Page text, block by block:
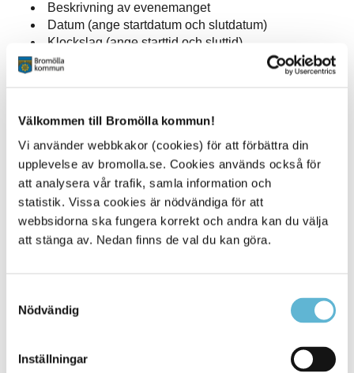
Välkommen till Bromölla kommun!
Vi använder webbkakor (cookies) för att förbättra din
upplevelse av bromolla.se. Cookies används också för
att analysera vår trafik, samla information och
statistik. Vissa cookies är nödvändiga för att
webbsidorna ska fungera korrekt och andra kan du välja
att stänga av. Nedan finns de val du kan göra.
Nödvändig
Inställningar
Beskrivning av evenemanget
Datum (ange startdatum och slutdatum)
Klockslag (ange starttid och sluttid)
Plats
Arrangör (namn, telefon, e-post till arrangör)
Ev åldersgräns
Ev evenemangslänk eller bokningslänk
Bild (.jpg) ska bifogas
Kontaktinformation (namn, telefon, e-post till
uppgiftslämnare)
Evenemangskalendern hittar du här
Kerstin Persson